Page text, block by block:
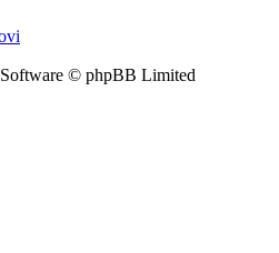
© phpBB Limited